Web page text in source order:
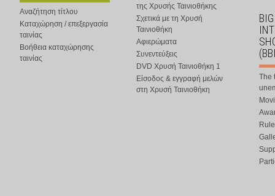
Αναζήτηση τίτλου
Καταχώρηση / επεξεργασία
ταινίας
Βοήθεια καταχώρησης
ταινίας
της Χρυσής Ταινιοθήκης
Σχετικά με τη Χρυσή
Ταινιοθήκη
Αφιερώματα
Συνεντεύξεις
DVD Χρυσή Ταινιοθήκη 1
Είσοδος & εγγραφή μελών
στη Χρυσή Ταινιοθήκη
The